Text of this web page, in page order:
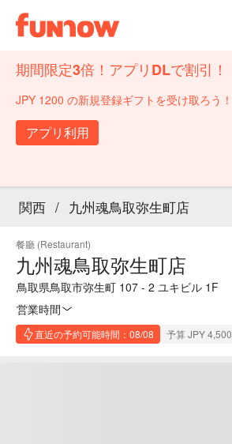
期間限定3倍！アプリDLで割引！
JPY 1200 の新規登録ギフトを受け取ろう！
アプリ利用
関西 / 九州魂鳥取弥生町店
餐廳 (Restaurant)
九州魂鳥取弥生町店
鳥取県鳥取市弥生町 107 - 2 ユキビル 1F
営業時間
直近の予約可能時間：08/08 予算 JPY 4,500